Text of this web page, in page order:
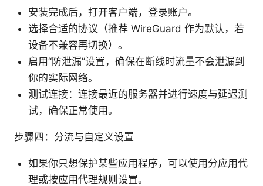
安装完成后，打开客户端，登录账户。
选择合适的协议（推荐 WireGuard 作为默认，若
设备不兼容再切换）。
启用“防泄漏”设置，确保在断线时流量不会泄漏到
你的实际网络。
测试连接：连接最近的服务器并进行速度与延迟测
试，确保正常使用。
步骤四：分流与自定义设置
如果你只想保护某些应用程序，可以使用分应用代
理或按应用代理规则设置。